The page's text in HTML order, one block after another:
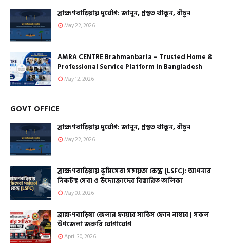
ব্রাহ্মণবাড়িয়ায় দুর্যোগ: জানুন, প্রস্তুত থাকুন, বাঁচুন
May 22, 2026
AMRA CENTRE Brahmanbaria – Trusted Home &
Professional Service Platform in Bangladesh
May 12, 2026
GOVT OFFICE
ব্রাহ্মণবাড়িয়ায় দুর্যোগ: জানুন, প্রস্তুত থাকুন, বাঁচুন
May 22, 2026
ব্রাহ্মণবাড়িয়ায় ভূমিসেবা সহায়তা কেন্দ্র (LSFC): আপনার
নিকটস্থ সেবা ও উদ্যোক্তাদের বিস্তারিত তালিকা
May 03, 2026
ব্রাহ্মণবাড়িয়া জেলার ফায়ার সার্ভিস ফোন নাম্বার | সকল
উপজেলা জরুরি যোগাযোগ
April 30, 2026